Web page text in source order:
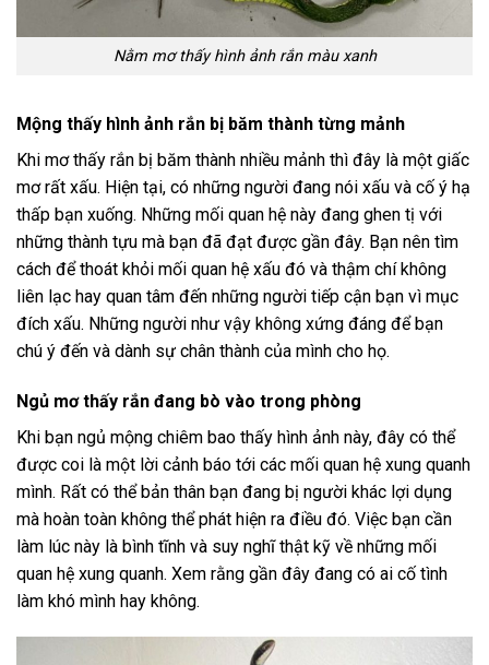
Nằm mơ thấy hình ảnh rắn màu xanh
Mộng thấy hình ảnh rắn bị băm thành từng mảnh
Khi mơ thấy rắn bị băm thành nhiều mảnh thì đây là một giấc
mơ rất xấu. Hiện tại, có những người đang nói xấu và cố ý hạ
thấp bạn xuống. Những mối quan hệ này đang ghen tị với
những thành tựu mà bạn đã đạt được gần đây. Bạn nên tìm
cách để thoát khỏi mối quan hệ xấu đó và thậm chí không
liên lạc hay quan tâm đến những người tiếp cận bạn vì mục
đích xấu. Những người như vậy không xứng đáng để bạn
chú ý đến và dành sự chân thành của mình cho họ.
Ngủ mơ thấy rắn đang bò vào trong phòng
Khi bạn ngủ mộng chiêm bao thấy hình ảnh này, đây có thể
được coi là một lời cảnh báo tới các mối quan hệ xung quanh
mình. Rất có thể bản thân bạn đang bị người khác lợi dụng
mà hoàn toàn không thể phát hiện ra điều đó. Việc bạn cần
làm lúc này là bình tĩnh và suy nghĩ thật kỹ về những mối
quan hệ xung quanh. Xem rằng gần đây đang có ai cố tình
làm khó mình hay không.